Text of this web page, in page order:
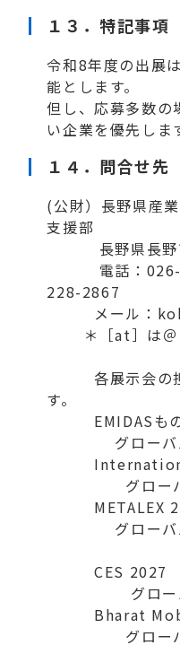
１３．特記事項
令和8年度の出展
能とします。
但し、応募多数の
い企業を優先しま
１４． 問合せ先
(公財）長野県産
支援部
長野県長野市
電話：026-
228-2867
メール：
＊［at］は＠に
各展示会の担
す。
EMIDASも
グローバル
International
グローバル
グローバ
グローバル
Bharat
グローバル